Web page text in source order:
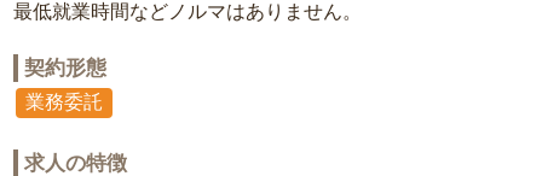
最低就業時間などノルマはありません。
契約形態
業務委託
求人の特徴